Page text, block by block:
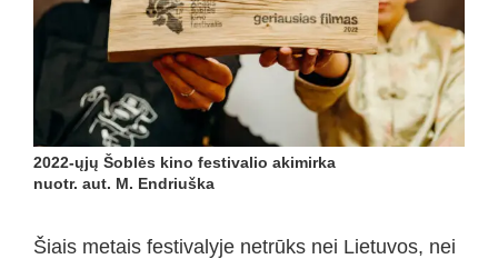
2022-ųjų Šoblės kino festivalio akimirka
nuotr. aut. M. Endriuška
Šiais metais festivalyje netrūks nei Lietuvos, nei